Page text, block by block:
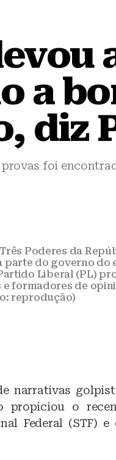
a
diz
foi
Poderes da
do governo do
Liberal (PL)
formadores de
reprodução)
narrativas
propiciou o
Federal (STF) e